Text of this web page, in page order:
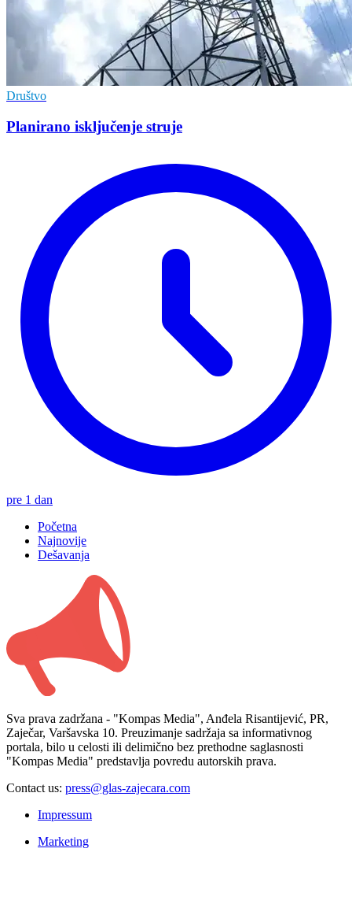
Društvo
Planirano isključenje struje
pre 1 dan
Početna
Najnovije
Dešavanja
Sva prava zadržana - "Kompas Media", Anđela Risantijević, PR,
Zaječar, Varšavska 10. Preuzimanje sadržaja sa informativnog
portala, bilo u celosti ili delimično bez prethodne saglasnosti
"Kompas Media" predstavlja povredu autorskih prava.
Contact us: press@glas-zajecara.com
Impressum
Marketing